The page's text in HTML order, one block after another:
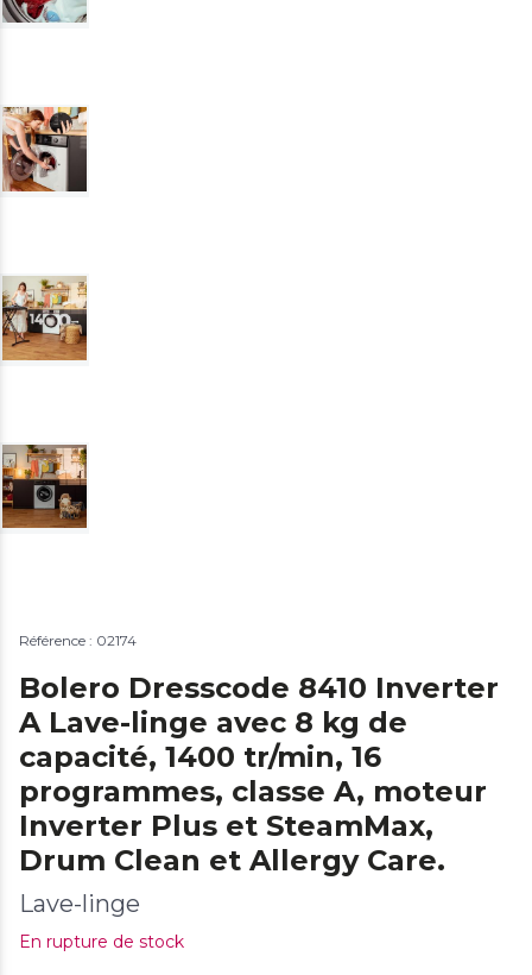
Référence : 02174
Bolero Dresscode 8410 Inverter
A Lave-linge avec 8 kg de
capacité, 1400 tr/min, 16
programmes, classe A, moteur
Inverter Plus et SteamMax,
Drum Clean et Allergy Care.
Lave-linge
En rupture de stock